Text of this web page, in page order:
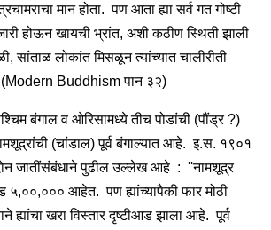
मान होता. पण आता ह्या सर्व गत गोष्टी
होऊन खायची भ्रांत, अशी कठीण स्थिती झाली
सांताळ लोकांत मिसळून त्यांच्यात चालीरीती
Buddhism पान ३२)
बंगाल व ओरिसामध्ये तीच पोडांची (पौंड्र ?)
(चांडाल) पूर्व बंगाल्यात आहे. इ.स. १९०१
दोन जातींसंबंधाने पुढील उल्लेख आहे : ''नामशूद्र
आहेत. पण ह्यांच्यापैकी फार मोठी
ह्यांचा खरा विस्तार दृष्टीआड झाला आहे. पूर्व